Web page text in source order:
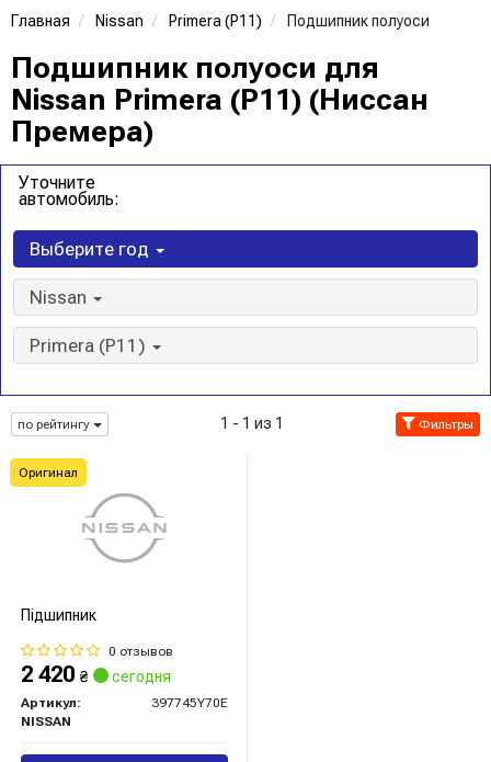
Главная Nissan Primera (P11) Подшипник полуоси
Подшипник полуоси для
Nissan Primera (P11) (Ниссан
Премера)
Уточните
автомобиль:
Выберите год
Nissan
Primera (P11)
по рейтингу 1 - 1 из 1 Фильтры
Підшипник
0 отзывов
2 420 ₴ сегодня
Артикул:
397745Y70E
NISSAN
Оригинал